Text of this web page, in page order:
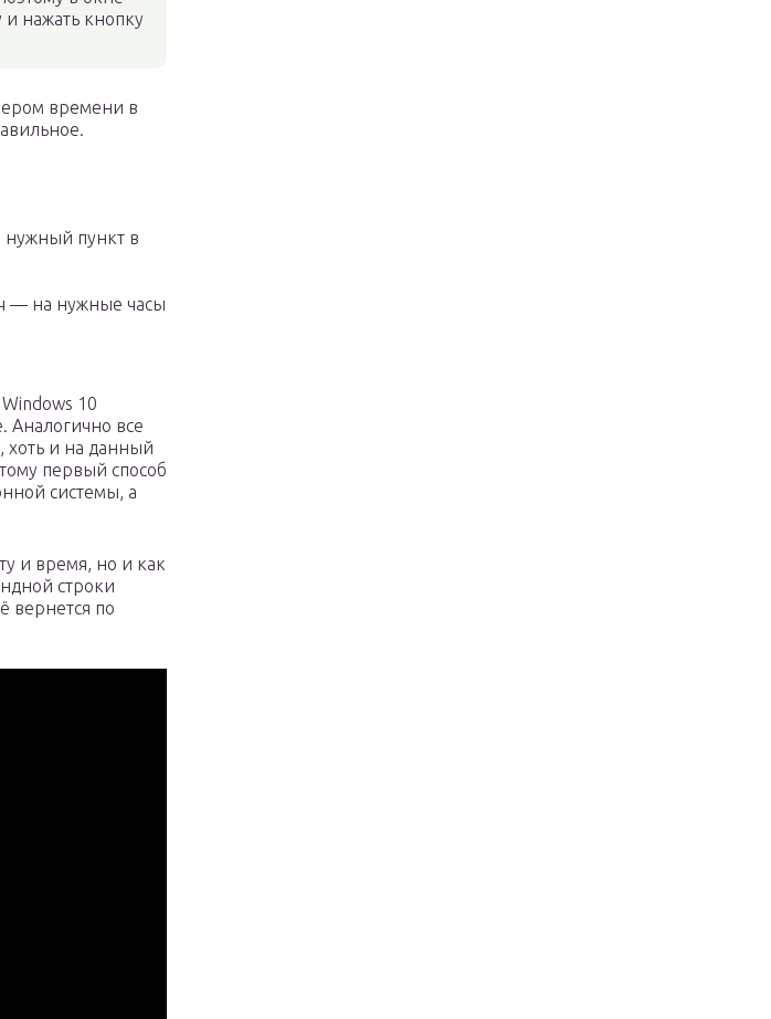
нажать кнопку
времени в
нужный пункт в
— на нужные часы
10
Аналогично все
хоть и на данный
первый способ
системы, а
и время, но и как
строки
вернется по